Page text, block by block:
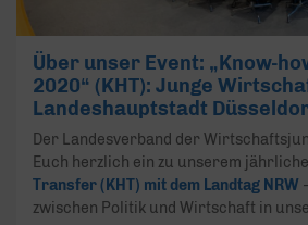
Über unser Event: „Know-
2020“ (KHT): Junge
Landeshauptstadt
Der Landesverband der
Euch herzlich ein zu unserem
Transfer (KHT) mit dem Landtag NRW
zwischen Politik und Wirtschaft in